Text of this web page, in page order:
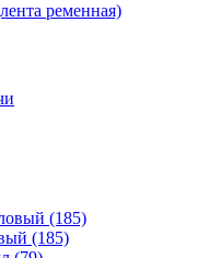
ременная)
(185)